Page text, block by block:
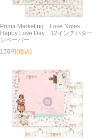
Prima Marketing Love Notes
Happy Love Day 12インチパター
ンペーパー
170円(税込)